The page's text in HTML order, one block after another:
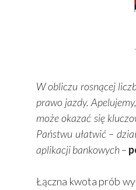
W obliczu rosnącej
prawo jazdy.
może okazać się
Państwu ułatwić –
aplikacji bankowych –
Łączna kwota prób